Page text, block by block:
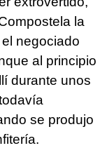
la
negociado
al principio
durante unos
se produjo